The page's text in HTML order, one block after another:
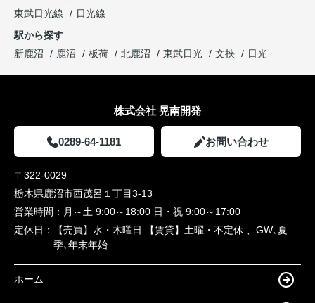
東武日光線
日光線
駅から探す
新鹿沼
鹿沼 板荷 北鹿沼 東武日光 文挟 日光
株式会社 晃南開発
0289-64-1181 お問い合わせ
〒322-0029
栃木県鹿沼市西茂呂１丁目3-13
営業時間： 月～土 9:00～18:00 日・祝 9:00～17:00
定休日：
【売買】水・木曜日 【賃貸】土曜・不定休 、GW､夏
季､年末年始
ホーム